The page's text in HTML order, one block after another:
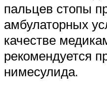
пальцев стопы
амбулаторных
качестве
рекомендуется
нимесулида.